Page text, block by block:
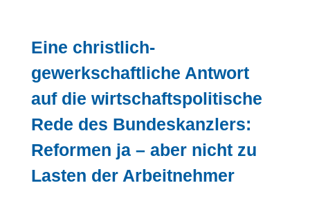
Eine christlich-
gewerkschaftliche Antwort
auf die wirtschaftspolitische
Rede des Bundeskanzlers:
Reformen ja – aber nicht zu
Lasten der Arbeitnehmer